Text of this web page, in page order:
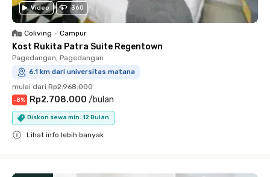
Video 360
Coliving • Campur
Kost Rukita Patra Suite Regentown
Pagedangan, Pagedangan
6.1 km dari universitas matana
mulai dari Rp2.968.000
-8% Rp2.708.000 /bulan
Diskon sewa min. 12 Bulan
Lihat info lebih banyak